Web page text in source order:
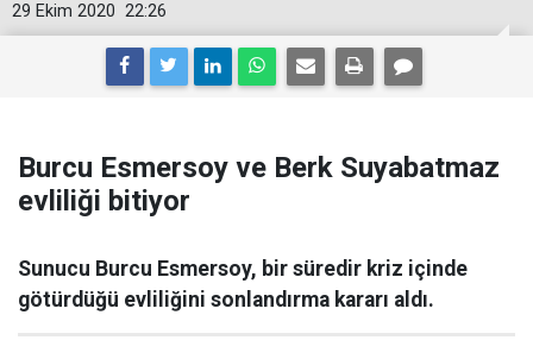
22:26
29 Ekim 2020
Burcu Esmersoy ve Berk Suyabatmaz
evliliği bitiyor
Sunucu Burcu Esmersoy, bir süredir kriz içinde
götürdüğü evliliğini sonlandırma kararı aldı.